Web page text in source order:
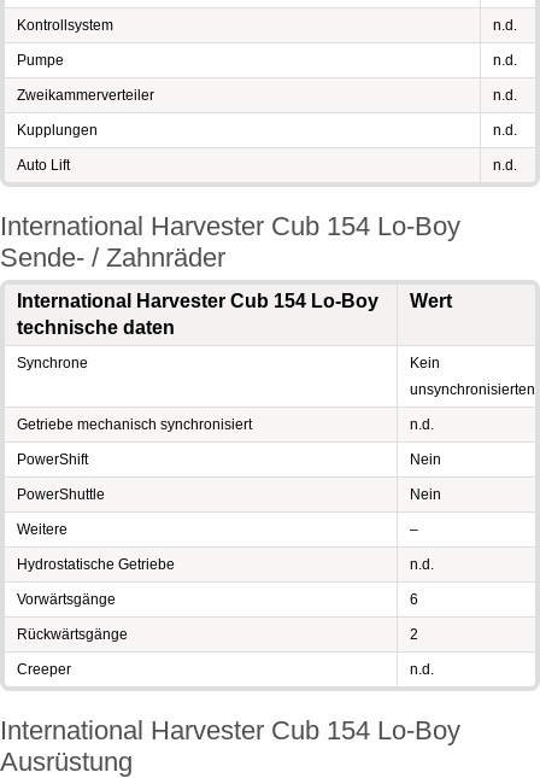
Kontrollsystem n.d.
Pumpe n.d.
Zweikammerverteiler n.d.
Kupplungen n.d.
Auto Lift n.d.
International Harvester Cub 154 Lo-Boy
Sende- / Zahnräder
International Harvester Cub 154 Lo-Boy
technische daten
Wert
Synchrone
Kein
unsynchronisierten
Getriebe mechanisch synchronisiert n.d.
PowerShift Nein
PowerShuttle Nein
Weitere –
Hydrostatische Getriebe n.d.
Vorwärtsgänge 6
Rückwärtsgänge 2
Creeper n.d.
International Harvester Cub 154 Lo-Boy
Ausrüstung